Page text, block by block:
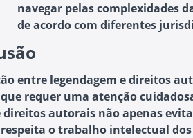
navegar pelas complexidades
de acordo com diferentes
entre legendagem e direitos
requer uma atenção
direitos autorais não apenas
o trabalho intelectual